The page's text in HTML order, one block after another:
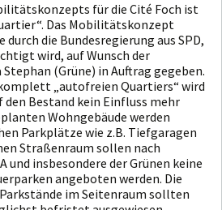
für die Cité Foch ist
Das Mobilitätskonzept
durch die Bundesregierung aus SPD,
wird, auf Wunsch der
(Grüne) in Auftrag gegeben.
„autofreien Quartiers“ wird
Bestand kein Einfluss mehr
Wohngebäude werden
Parkplätze wie z.B. Tiefgaragen
Straßenraum sollen nach
und insbesondere der Grünen keine
angeboten werden. Die
im Seitenraum sollten